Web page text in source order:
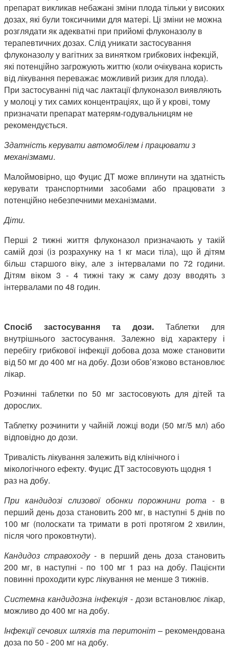
препарат викликав небажані зміни плода тільки у високих
дозах, які були токсичними для матері. Ці зміни не можна
розглядати як адекватні при прийомі флуконазолу в
терапевтичних дозах. Слід уникати застосування
флуконазолу у вагітних за винятком грибкових інфекцій,
які потенційно загрожують життю (коли очікувана користь
від лікування переважає можливий ризик для плода).
При застосуванні під час лактації флуконазол виявляють
у молоці у тих самих концентраціях, що й у крові, тому
призначати препарат матерям-годувальницям не
рекомендується.
Здатність керувати автомобілем і працювати з
механізмами.
Малоймовірно, що Фуцис ДТ може вплинути на здатність
керувати транспортними засобами або працювати з
потенційно небезпечними механізмами.
Діти.
Перші 2 тижні життя флуконазол призначають у такій
самій дозі (із розрахунку на 1 кг маси тіла), що й дітям
більш старшого віку, але з інтервалами по 72 години.
Дітям віком 3 - 4 тижні таку ж саму дозу вводять з
інтервалами по 48 годин.
Спосіб застосування та дози. Таблетки для
внутрішнього застосування. Залежно від характеру і
перебігу грибкової інфекції добова доза може становити
від 50 мг до 400 мг на добу. Дози обов’язково встановлює
лікар.
Розчинні таблетки по 50 мг застосовують для дітей та
дорослих.
Таблетку розчинити у чайній ложці води (50 мг/5 мл) або
відповідно до дози.
Тривалість лікування залежить від клінічного і
мікологічного ефекту. Фуцис ДТ застосовують щодня 1
раз на добу.
При кандидозі слизової обонки порожнини рота - в
перший день доза становить 200 мг, в наступні 5 днів по
100 мг (полоскати та тримати в роті протягом 2 хвилин,
після чого проковтнути).
Кандидоз стравоходу - в перший день доза становить
200 мг, в наступні - по 100 мг 1 раз на добу. Пацієнти
повинні проходити курс лікування не менше 3 тижнів.
Системна кандидозна інфекція - дози встановлює лікар,
можливо до 400 мг на добу.
Інфекції сечових шляхів та перитоніт– рекомендована
доза по 50 - 200 мг на добу.